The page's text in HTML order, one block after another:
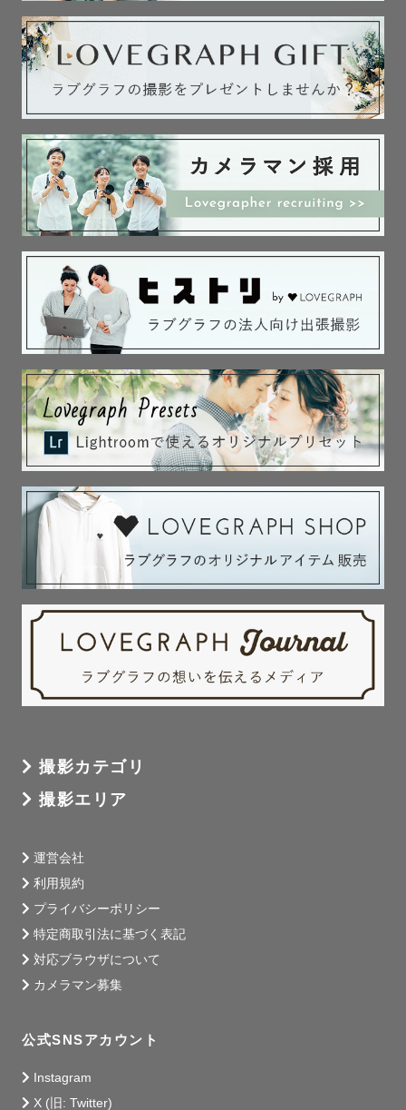
撮影カテゴリ
撮影エリア
運営会社
利用規約
プライバシーポリシー
特定商取引法に基づく表記
対応ブラウザについて
カメラマン募集
公式SNSアカウント
Instagram
X (旧: Twitter)